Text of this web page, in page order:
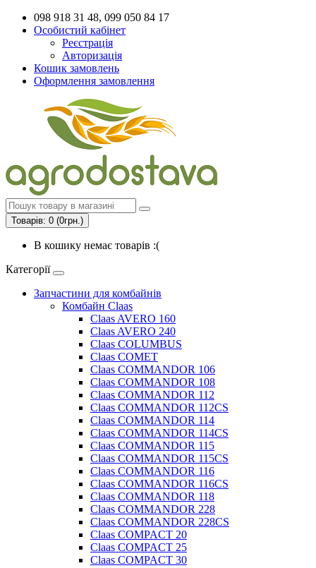
098 918 31 48, 099 050 84 17
Особистий кабінет
Реєстрація
Авторизація
Кошик замовлень
Оформлення замовлення
Товарів: 0 (0грн.)
В кошику немає товарів :(
Категорії
Запчастини для комбайнів
Комбайн Claas
Claas AVERO 160
Claas AVERO 240
Claas COLUMBUS
Claas COMET
Claas COMMANDOR 106
Claas COMMANDOR 108
Claas COMMANDOR 112
Claas COMMANDOR 112CS
Claas COMMANDOR 114
Claas COMMANDOR 114CS
Claas COMMANDOR 115
Claas COMMANDOR 115CS
Claas COMMANDOR 116
Claas COMMANDOR 116CS
Claas COMMANDOR 118
Claas COMMANDOR 228
Claas COMMANDOR 228CS
Claas COMPACT 20
Claas COMPACT 25
Claas COMPACT 30